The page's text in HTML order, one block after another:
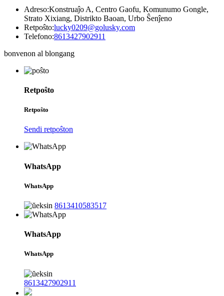
Adreso:Konstruaĵo A, Centro Gaofu, Komunumo Gongle,
Strato Xixiang, Distrikto Baoan, Urbo Ŝenĵeno
Retpoŝto:lucky0209@golusky.com
Telefono:8613427902911
bonvenon al blongang
Retpoŝto
Retpoŝto
Sendi retpoŝton
WhatsApp
WhatsApp
8613410583517
WhatsApp
WhatsApp
8613427902911